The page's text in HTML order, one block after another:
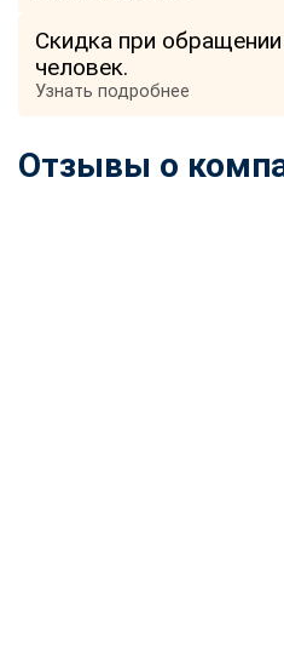
Скидка при
человек.
Узнать подробнее
Отзывы о